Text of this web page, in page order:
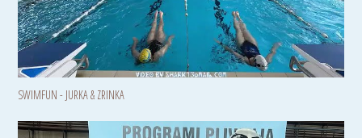
SWIMFUN - JURKA & ZRINKA